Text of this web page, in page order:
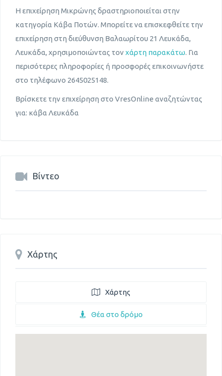
Η επιχείρηση Μικρώνης δραστηριοποιείται στην
κατηγορία Κάβα Ποτών. Μπορείτε να επισκεφθείτε την
επιχείρηση στη διεύθυνση Βαλαωρίτου 21 Λευκάδα,
Λευκάδα, χρησιμοποιώντας τον χάρτη παρακάτω. Για
περισότερες πληροφορίες ή προσφορές επικοινωνήστε
στο τηλέφωνο 2645025148.
Βρίσκετε την επιχείρηση στο VresOnline αναζητώντας
για: κάβα Λευκάδα
Βίντεο
Χάρτης
Χάρτης
Θέα στο δρόμο